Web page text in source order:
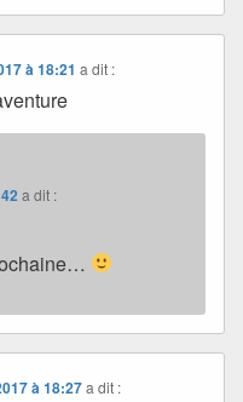
à 18:21 a dit :
a dit :
à 18:27 a dit :